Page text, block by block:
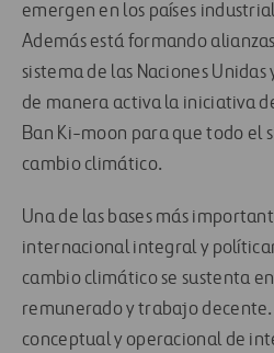
emergen en los países
Además está formando
sistema de las Naciones
de manera activa la iniciativa
Ban Ki-moon para que todo el
cambio climático.
Una de las bases más
internacional integral y
cambio climático se sustenta
remunerado y trabajo
conceptual y operacional de